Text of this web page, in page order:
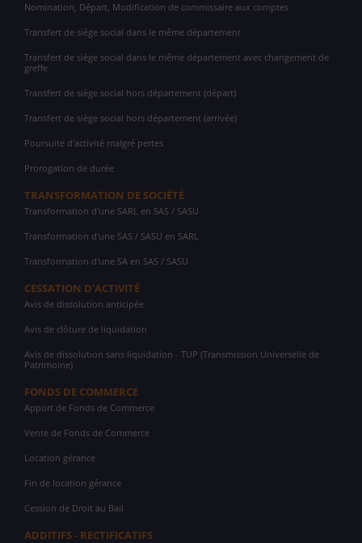
Nomination, Départ, Modification de commissaire aux comptes
Transfert de siège social dans le même département
Transfert de siège social dans le même département avec changement de
greffe
Transfert de siège social hors département (départ)
Transfert de siège social hors département (arrivée)
Poursuite d'activité malgré pertes
Prorogation de durée
TRANSFORMATION DE SOCIÉTÉ
Transformation d'une SARL en SAS / SASU
Transformation d'une SAS / SASU en SARL
Transformation d'une SA en SAS / SASU
CESSATION D'ACTIVITÉ
Avis de dissolution anticipée
Avis de clôture de liquidation
Avis de dissolution sans liquidation - TUP (Transmission Universelle de
Patrimoine)
FONDS DE COMMERCE
Apport de Fonds de Commerce
Vente de Fonds de Commerce
Location gérance
Fin de location gérance
Cession de Droit au Bail
ADDITIFS - RECTIFICATIFS